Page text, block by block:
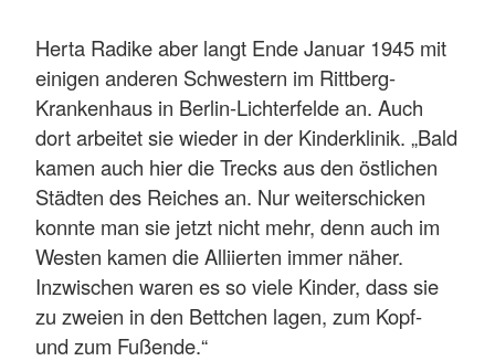
Herta Radike aber langt Ende Januar 1945 mit
einigen anderen Schwestern im Rittberg-
Krankenhaus in Berlin-Lichterfelde an. Auch
dort arbeitet sie wieder in der Kinderklinik. „Bald
kamen auch hier die Trecks aus den östlichen
Städten des Reiches an. Nur weiterschicken
konnte man sie jetzt nicht mehr, denn auch im
Westen kamen die Alliierten immer näher.
Inzwischen waren es so viele Kinder, dass sie
zu zweien in den Bettchen lagen, zum Kopf-
und zum Fußende.“